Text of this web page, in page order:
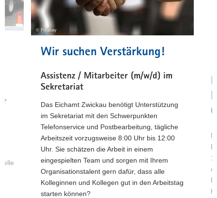
a
i
& Bewerberinfos
Weitere
Informationen
Informationen
Weitere
Informationen
Wir suchen Verstärkung!
Assistenz / Mitarbeiter (m/w/d) im
Sekretariat
Das Eichamt Zwickau benötigt Unterstützung
im Sekretariat mit den Schwerpunkten
Telefonservice und Postbearbeitung, tägliche
Arbeitszeit vorzugsweise 8:00 Uhr bis 12:00
Uhr. Sie schätzen die Arbeit in einem
eingespielten Team und sorgen mit Ihrem
Organisationstalent gern dafür, dass alle
Kolleginnen und Kollegen gut in den Arbeitstag
starten können?
© Pixabay